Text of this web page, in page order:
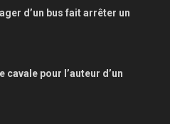
d’un bus fait arrêter un
cavale pour l’auteur d’un